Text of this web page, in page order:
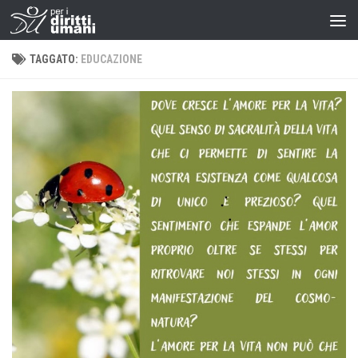
TAGGATO: EDUCAZIONE